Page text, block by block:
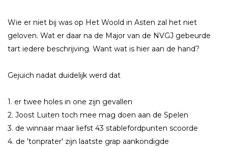
Wie er niet bij was op Het Woold in Asten zal het niet
geloven. Wat er daar na de Major van de NVGJ gebeurde
tart iedere beschrijving. Want wat is hier aan de hand?
Gejuich nadat duidelijk werd dat
1. er twee holes in one zijn gevallen
2. Joost Luiten toch mee mag doen aan de Spelen
3. de winnaar maar liefst 43 stablefordpunten scoorde
4. de 'tonprater' zijn laatste grap aankondigde